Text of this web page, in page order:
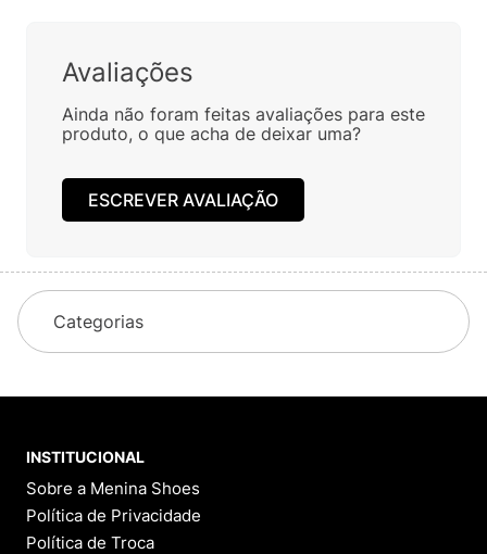
Avaliações
Ainda não foram feitas avaliações para este
produto, o que acha de deixar uma?
ESCREVER AVALIAÇÃO
Categorias
INSTITUCIONAL
Sobre a Menina Shoes
Política de Privacidade
Política de Troca